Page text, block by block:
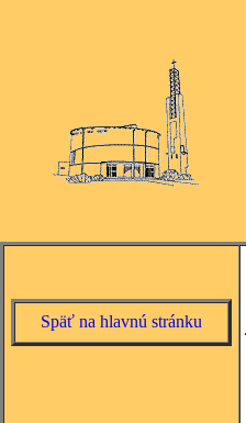
Späť na hlavnú stránku